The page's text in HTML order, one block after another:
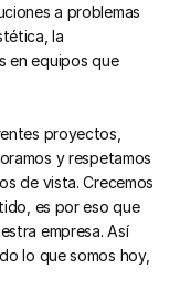
a problemas
la
en equipos que
proyectos,
y respetamos
de vista. Crecemos
es por eso que
empresa. Así
lo que somos hoy,